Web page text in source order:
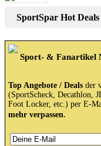
SportSpar Hot Deals
Sport- & Fanartikel
Top Angebote / Deals der
(SportScheck, Decathlon,
Foot Locker, etc.) per E-
mehr verpassen.